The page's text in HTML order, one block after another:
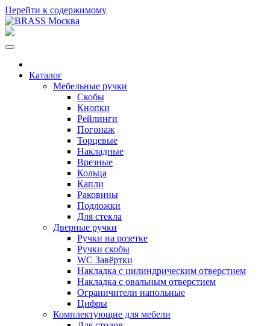
Перейти к содержимому
Каталог
Мебельные ручки
Скобы
Кнопки
Рейлинги
Погонаж
Торцевые
Накладные
Врезные
Кольца
Капли
Раковины
Подложки
Для стекла
Дверные ручки
Ручки на розетке
Ручки скобы
WC Завёртки
Накладка с цилиндрическим отверстием
Накладка с овальным отверстием
Ограничители напольные
Цифры
Комплектующие для мебели